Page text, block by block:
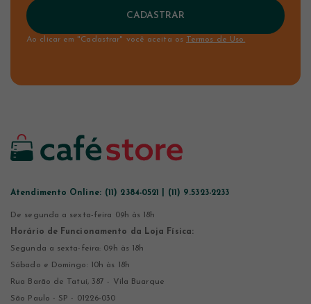
CADASTRAR
Ao clicar em "Cadastrar" você aceita os Termos de Uso.
Atendimento Online: (11) 2384-0521 | (11) 9.5323-2233
De segunda a sexta-feira 09h às 18h
Horário de Funcionamento da Loja Física:
Segunda a sexta-feira: 09h às 18h
Sábado e Domingo: 10h às 18h
Rua Barão de Tatuí, 387 - Vila Buarque
São Paulo - SP - 01226-030